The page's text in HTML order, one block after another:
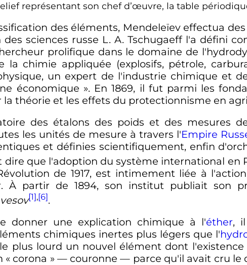
représentant son chef d’œuvre, la table
des éléments, Mendeleïev effectua
sciences russe L. A. Tschugaeffl'a défini
prolifique dans le domaine de
la chimie appliquée (explosifs, pétrole,
un expert de l'industrie chimique et
économique ». En 1869, il fut parmi les
théorie et les effets du protectionnisme en
des étalons des poids et des mesures
les unités de mesure à travers l'Empire
et définies scientifiquement, enfin
dire que l'adoption du système international en
de 1917, est intimement liée à
À partir de 1894, son institut publiait son
[1],[6].
donner une explication chimique à l'éther,
chimiques inertes plus légers que l'
plus lourd un nouvel élément dont
« corona » — couronne — parce qu'il avait cru le